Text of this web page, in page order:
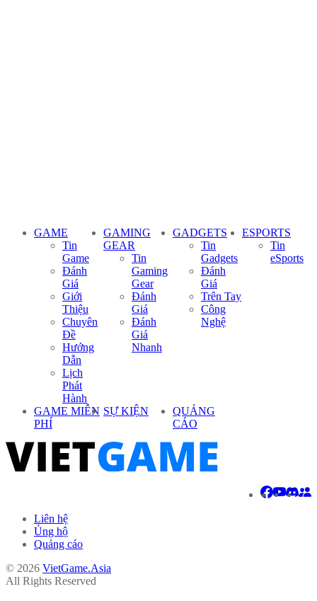
GAME
Tin
Game
Đánh
Giá
Giới
Thiệu
Chuyên
Đề
Hướng
Dẫn
Lịch
Phát
Hành
GAMING
GEAR
Tin
Gaming
Gear
Đánh
Giá
Đánh
Giá
Nhanh
GADGETS
Tin
Gadgets
Đánh
Giá
Trên Tay
Công
Nghệ
ESPORTS
Tin
eSports
GAME MIỄN
PHÍ
SỰ KIỆN
QUẢNG
CÁO
Liên hệ
Ủng hộ
Quảng cáo
© 2026 VietGame.Asia
All Rights Reserved